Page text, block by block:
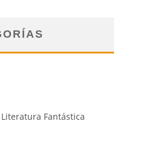
Fantástica